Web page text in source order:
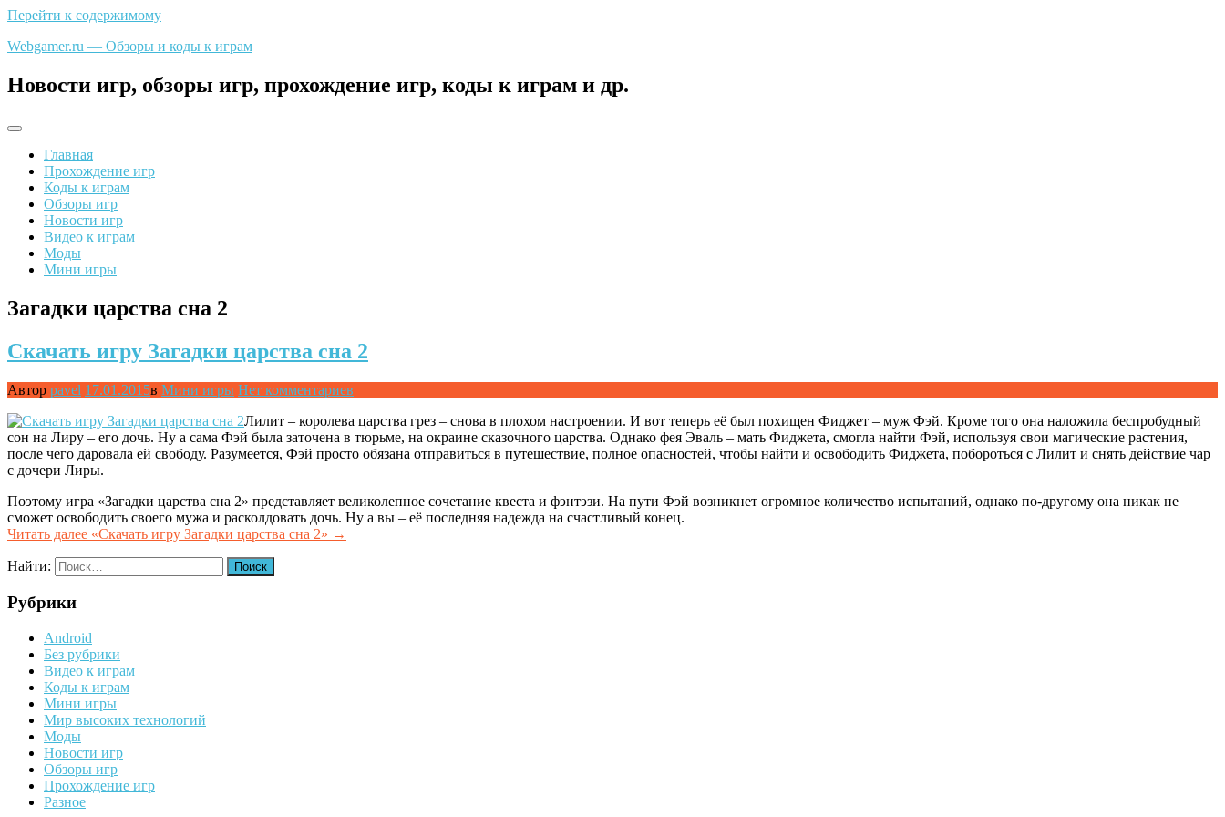
Перейти к содержимому
Webgamer.ru — Обзоры и коды к играм
Новости игр, обзоры игр, прохождение игр, коды к играм и др.
Главная
Прохождение игр
Коды к играм
Обзоры игр
Новости игр
Видео к играм
Моды
Мини игры
Загадки царства сна 2
Скачать игру Загадки царства сна 2
Автор pavel 17.01.2015в Мини игры Нет комментариев
Лилит – королева царства грез – снова в плохом настроении. И вот теперь её был похищен Фиджет – муж Фэй. Кроме того она наложила беспробудный
сон на Лиру – его дочь. Ну а сама Фэй была заточена в тюрьме, на окраине сказочного царства. Однако фея Эваль – мать Фиджета, смогла найти Фэй, используя свои магические растения,
после чего даровала ей свободу. Разумеется, Фэй просто обязана отправиться в путешествие, полное опасностей, чтобы найти и освободить Фиджета, побороться с Лилит и снять действие чар
с дочери Лиры.
Поэтому игра «Загадки царства сна 2» представляет великолепное сочетание квеста и фэнтэзи. На пути Фэй возникнет огромное количество испытаний, однако по-другому она никак не
сможет освободить своего мужа и расколдовать дочь. Ну а вы – её последняя надежда на счастливый конец.
Читать далее «Скачать игру Загадки царства сна 2» →
Найти:
Рубрики
Android
Без рубрики
Видео к играм
Коды к играм
Мини игры
Мир высоких технологий
Моды
Новости игр
Обзоры игр
Прохождение игр
Разное